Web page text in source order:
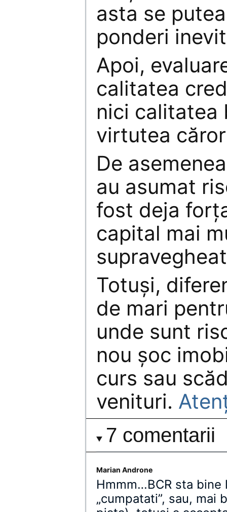
asta se
ponderi
Apoi,
calitatea
nici calitatea
virtutea
De
au asumat
fost deja
capital mai
Totuşi,
de mari
unde sunt
nou şoc
curs sau
venituri.
7 comentarii
Marian Androne
Hmmm…BCR sta
„cumpatati”, sau,